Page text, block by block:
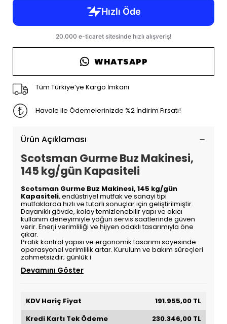
WHATSAPP
Tüm Türkiye’ye Kargo İmkanı
Havale ile Ödemelerinizde %2 İndirim Fırsatı!
Ürün Açıklaması
Scotsman Gurme Buz Makinesi,
145 kg/gün Kapasiteli
Scotsman Gurme Buz Makinesi, 145 kg/gün
Kapasiteli, endüstriyel mutfak ve sanayi tipi
mutfaklarda hızlı ve tutarlı sonuçlar için geliştirilmiştir.
Dayanıklı gövde, kolay temizlenebilir yapı ve akıcı
kullanım deneyimiyle yoğun servis saatlerinde güven
verir. Enerji verimliliği ve hijyen odaklı tasarımıyla öne
çıkar.
Pratik kontrol yapısı ve ergonomik tasarımı sayesinde
operasyonel verimlilik artar. Kurulum ve bakım süreçleri
zahmetsizdir; günlük i
Devamını Göster
KDV Hariç Fiyat
191.955,00 TL
Kredi Kartı Tek Ödeme
230.346,00 TL